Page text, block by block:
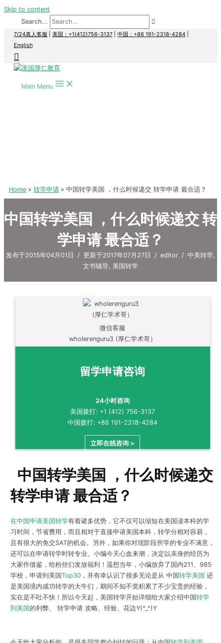
Skip to content
Search...
7/24真人客服 美国：+1(412)756-3137 中国：+86 191-2318-4284
English
Main Menu
Home 转学申请 中国转学美国 ，什么时候递交 转学申请 最合适？
中国转学美国 ，什么时候递交 转
学申请 最合适？
发布于2015年04月01日 / 更新于2017年07月27日 / editor / 中美转学,
文书辅导, 美国转学
微信客服
wholerenguru3 (厚仁学术哥）
留学申请咨询
24小时咨询
美国拨打: +1 (412) 756-3137
中国拨打: +86 191-2318-4284
立即在线咨询 >
中国转学美国 ，什么时候递交
转学申请 最合适？
在中国申请美国转学有着诸多优势，它不仅可以缩短在美国读本科的学
习时间，节省费用，而且相对于直接申请美国本科，转学分相对容易，
且有很大的免交SAT的机会。另外，如果你对现阶段所学的专业不满意，
还可以在申请转学时转专业。小编今天心血来潮，决定以亲身的经历为
大家作借鉴，给粉丝们发放福利！遥想当年，小编放弃了国内211、985
学校，申请到美国Top30，并有幸认识了很多无论是从 中国转学美国 还
是美国境内成功转学的大牛们，期间不知不觉积累了不少宝贵的经验，
实在是不吐不快！所以今天起，美国转学开始详细给大家介绍中国转学
到美国的利弊、 转学申请 攻略、经验、花边Y(^_^)Y